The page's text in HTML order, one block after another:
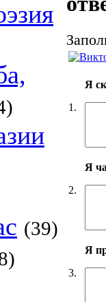
(39)
1.
Я
2.
Я
3.
Я